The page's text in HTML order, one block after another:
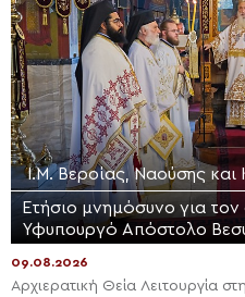
Ι.Μ. Βεροίας, Ναούσης και
Ετήσιο μνημόσυνο για τον
Υφυπουργό Απόστολο
09.08.2026
Αρχιερατική Θεία Λειτουργία